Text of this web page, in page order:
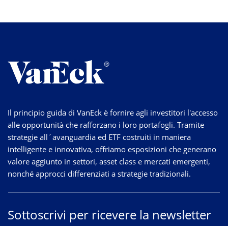
Il principio guida di VanEck è fornire agli investitori l'accesso
alle opportunità che rafforzano i loro portafogli. Tramite
strategie all´avanguardia ed ETF costruiti in maniera
intelligente e innovativa, offriamo esposizioni che generano
valore aggiunto in settori, asset class e mercati emergenti,
nonché approcci differenziati a strategie tradizionali.
Sottoscrivi per ricevere la newsletter